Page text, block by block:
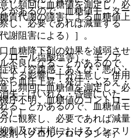
し頻回に血糖値を測定し、必
質代謝の障害による血糖値上
血糖降下剤の効果を減弱させ
不良になることがあるので、
よる影響に十分注意し、併用
し頻回に血糖値を測定し、必
序不明、血糖値のコントロー
）］。
剤（クロルプロマジン等）
があるので、血糖値モニター
し、必要であれば減量する
謝阻害による）］。
ロール塩酸塩等）、モノア
状（空腹感・あくび・悪心・
ら血圧上昇・発汗・ふるえ・
失・けいれん・昏睡にいた
ることがあるので、血糖値モ
に観察し、必要であれば減量
制及び末梢におけるインスリ